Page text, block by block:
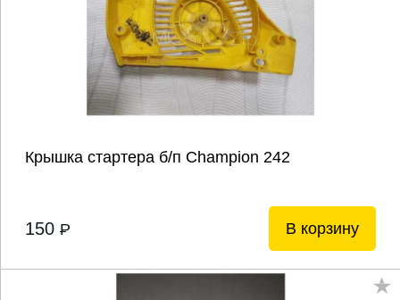
Крышка стартера б/п Champion 242
150 P В корзину